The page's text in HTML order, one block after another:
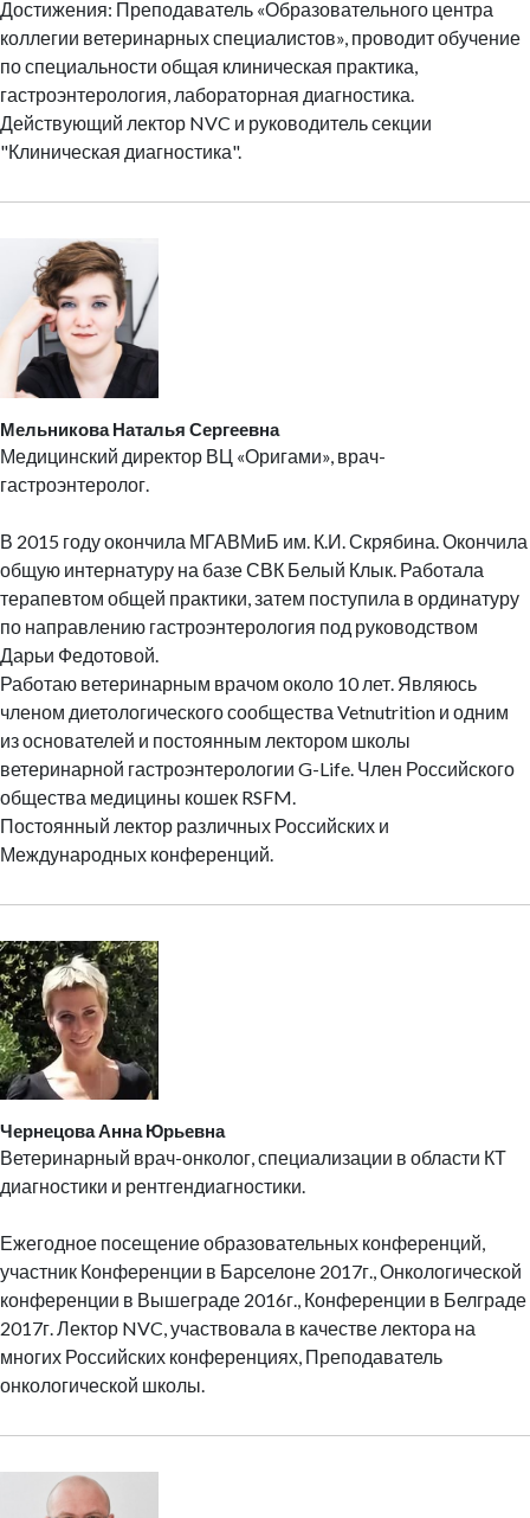
Достижения: Преподаватель «Образовательного центра
коллегии ветеринарных специалистов», проводит обучение
по специальности общая клиническая практика,
гастроэнтерология, лабораторная диагностика.
Действующий лектор NVC и руководитель секции
"Клиническая диагностика".
Мельникова Наталья Сергеевна
Медицинский директор ВЦ «Оригами», врач-
гастроэнтеролог.
В 2015 году окончила МГАВМиБ им. К.И. Скрябина. Окончила
общую интернатуру на базе СВК Белый Клык. Работала
терапевтом общей практики, затем поступила в ординатуру
по направлению гастроэнтерология под руководством
Дарьи Федотовой.
Работаю ветеринарным врачом около 10 лет. Являюсь
членом диетологического сообщества Vetnutrition и одним
из основателей и постоянным лектором школы
ветеринарной гастроэнтерологии G-Life. Член Российского
общества медицины кошек RSFM.
Постоянный лектор различных Российских и
Международных конференций.
Чернецова Анна Юрьевна
Ветеринарный врач-онколог, специализации в области КТ
диагностики и рентгендиагностики.
Ежегодное посещение образовательных конференций,
участник Конференции в Барселоне 2017г., Онкологической
конференции в Вышеграде 2016г., Конференции в Белграде
2017г. Лектор NVC, участвовала в качестве лектора на
многих Российских конференциях, Преподаватель
онкологической школы.